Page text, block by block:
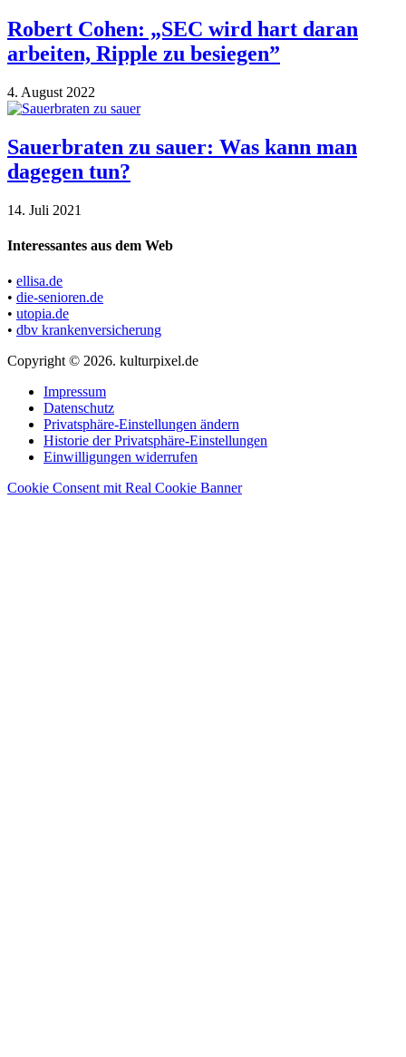
Robert Cohen: „SEC wird hart daran
arbeiten, Ripple zu besiegen”
4. August 2022
Sauerbraten zu sauer: Was kann man
dagegen tun?
14. Juli 2021
Interessantes aus dem Web
• ellisa.de
• die-senioren.de
• utopia.de
• dbv krankenversicherung
Copyright © 2026. kulturpixel.de
Impressum
Datenschutz
Privatsphäre-Einstellungen ändern
Historie der Privatsphäre-Einstellungen
Einwilligungen widerrufen
Cookie Consent mit Real Cookie Banner